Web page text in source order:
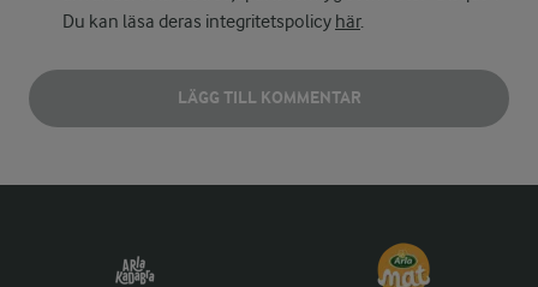
Du kan läsa deras integritetspolicy här.
LÄGG TILL KOMMENTAR